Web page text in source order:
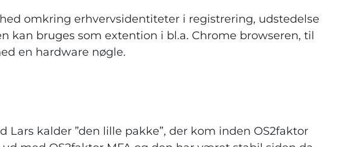
omkring erhvervsidentiteter i registrering, udstedelse
kan bruges som extention i bl.a. Chrome browseren, til
en hardware nøgle.
Lars kalder ”den lille pakke”, der kom inden OS2faktor